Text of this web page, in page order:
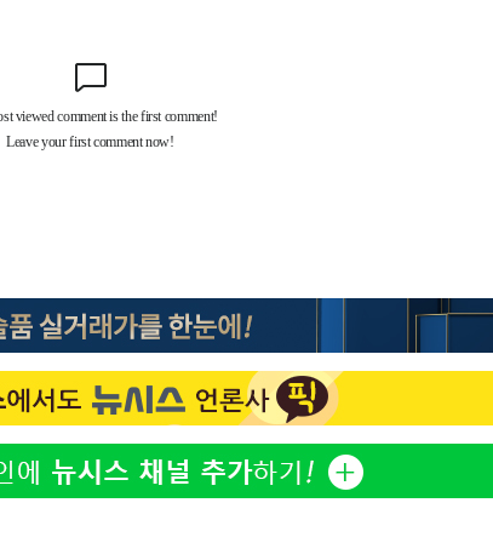
교수…이병태
월 10.3만개
률은 4.1%로
말고 과감히
일날씨]
선제 대응"
2무'
마쳐
홍서범♥조
과 후 근황…
2
국 축구 '5
3
SK하이닉
분기 중 추